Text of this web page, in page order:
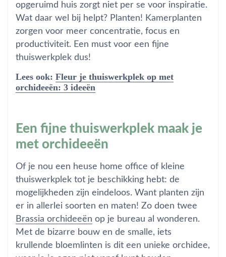
opgeruimd huis zorgt niet per se voor inspiratie.
Wat daar wel bij helpt? Planten! Kamerplanten
zorgen voor meer concentratie, focus en
productiviteit. Een must voor een fijne
thuiswerkplek dus!
Lees ook: Fleur je thuiswerkplek op met
orchideeën: 3 ideeën
Een fijne thuiswerkplek maak je
met orchideeën
Of je nou een heuse home office of kleine
thuiswerkplek tot je beschikking hebt: de
mogelijkheden zijn eindeloos. Want planten zijn
er in allerlei soorten en maten! Zo doen twee
Brassia orchideeën op je bureau al wonderen.
Met de bizarre bouw en de smalle, iets
krullende bloemlinten is dit een unieke orchidee,